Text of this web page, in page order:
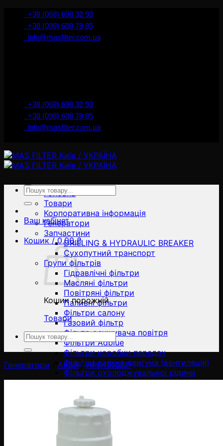
İçeriğe+38 (068) 698 32 93
+38 (098) 608 78 85
info@masfilter.com.ua
+38 (068) 698 32 93
+38 (098) 608 78 85
info@masfilter.com.ua
Головна
Товари
Корпоративна інформація
Генератори
Запчастини
DRILLING & HYDRAULIC BREAKER
Сухопутний транспорт
Групи фільтрів
Гідравлічні фільтри
Масляні фільтри
Повітряні фільтри
Паливні фільтри
Фільтри салону
Газовий фільтр
Фільтр осушувача повітря
Фільтри Adblue
Фільтри коробки передач
Фільтри сапуна двигуна (вентиляція)
Фільтри охолоджувальної рідини
Фільтри пілотні
Елементи фільтра
Корпуси повітряних фільтрів
Повітряні фільтри масляного типу
Промислові картриджні
пиловловлюючі фільтри
Ara:
Ваш кабінет
Кошик /0,00₴
Кошик порожній
Товари
Ara:
Генератори AKSA / APD1100BD